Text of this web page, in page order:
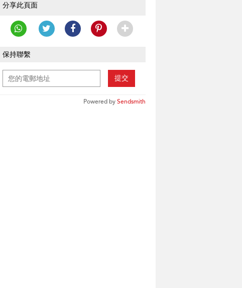
分享此頁面
保持聯繫
提交
Powered bySendsmith